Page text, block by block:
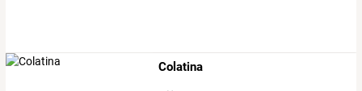
Colatina